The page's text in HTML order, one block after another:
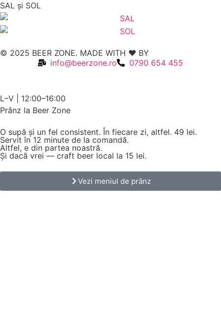
SAL şi SOL
© 2025 BEER ZONE. MADE WITH ❤️ BY
info@beerzone.ro
0790 654 455
L–V | 12:00–16:00
Prânz la Beer Zone
O supă și un fel consistent. În fiecare zi, altfel. 49 lei.
Servit în 12 minute de la comandă.
Altfel, e din partea noastră.
Și dacă vrei — craft beer local la 15 lei.
Vezi meniul de prânz